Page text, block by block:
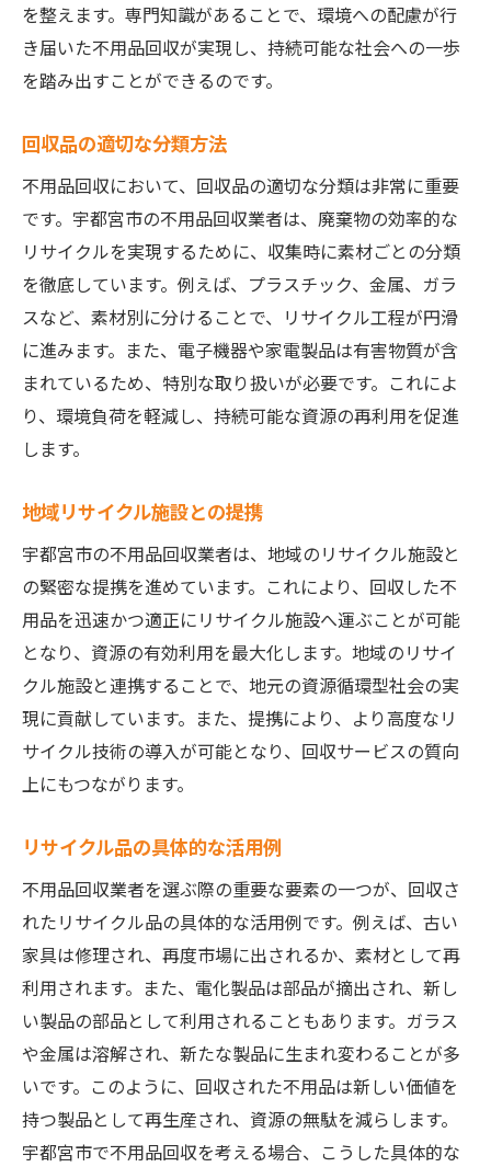
を整えます。専門知識があることで、環境への配慮が行
き届いた不用品回収が実現し、持続可能な社会への一歩
を踏み出すことができるのです。
回収品の適切な分類方法
不用品回収において、回収品の適切な分類は非常に重要
です。宇都宮市の不用品回収業者は、廃棄物の効率的な
リサイクルを実現するために、収集時に素材ごとの分類
を徹底しています。例えば、プラスチック、金属、ガラ
スなど、素材別に分けることで、リサイクル工程が円滑
に進みます。また、電子機器や家電製品は有害物質が含
まれているため、特別な取り扱いが必要です。これによ
り、環境負荷を軽減し、持続可能な資源の再利用を促進
します。
地域リサイクル施設との提携
宇都宮市の不用品回収業者は、地域のリサイクル施設と
の緊密な提携を進めています。これにより、回収した不
用品を迅速かつ適正にリサイクル施設へ運ぶことが可能
となり、資源の有効利用を最大化します。地域のリサイ
クル施設と連携することで、地元の資源循環型社会の実
現に貢献しています。また、提携により、より高度なリ
サイクル技術の導入が可能となり、回収サービスの質向
上にもつながります。
リサイクル品の具体的な活用例
不用品回収業者を選ぶ際の重要な要素の一つが、回収さ
れたリサイクル品の具体的な活用例です。例えば、古い
家具は修理され、再度市場に出されるか、素材として再
利用されます。また、電化製品は部品が摘出され、新し
い製品の部品として利用されることもあります。ガラス
や金属は溶解され、新たな製品に生まれ変わることが多
いです。このように、回収された不用品は新しい価値を
持つ製品として再生産され、資源の無駄を減らします。
宇都宮市で不用品回収を考える場合、こうした具体的な